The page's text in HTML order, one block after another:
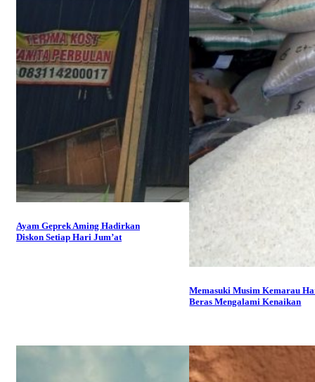
Ayam Geprek Aming Hadirkan
Diskon Setiap Hari Jum’at
Memasuki Musim Kemarau
Beras Mengalami Kenaikan